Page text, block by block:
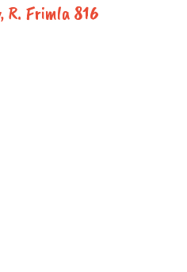
R. Frimla 816